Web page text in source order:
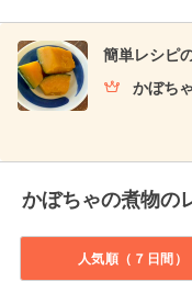
簡単レシピ
かぼち
かぼちゃの煮物の
人気順（７日間）